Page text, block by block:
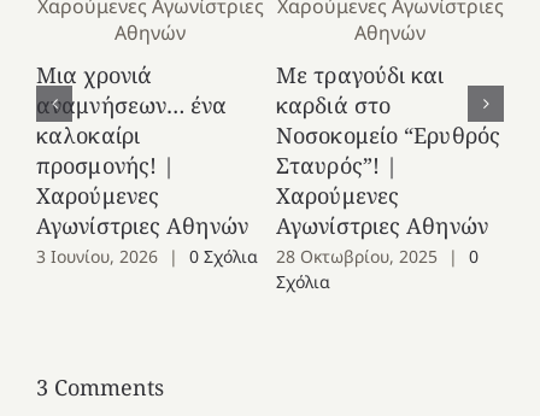
Μια χρονιά
αναμνήσεων… ένα
καλοκαίρι
προσμονής! |
Χαρούμενες
Αγωνίστριες Αθηνών
3 Ιουνίου, 2026 | 0 Σχόλια
Με τραγούδι και
καρδιά στο
Νοσοκομείο “Ερυθρός
Σταυρός”! |
Χαρούμενες
Αγωνίστριες Αθηνών
28 Οκτωβρίου, 2025 |
0
Σχόλια
3 Comments